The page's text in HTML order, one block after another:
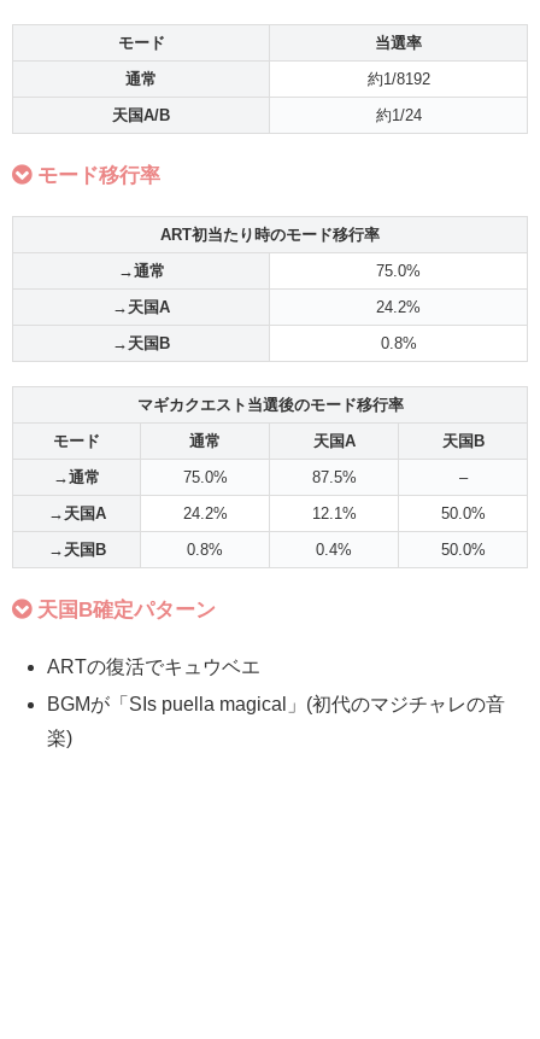
モード
当選率
通常
約1/8192
天国A/B
約1/24
モード移行率
ART初当たり時のモード移行率
→通常
75.0%
→天国A
24.2%
→天国B
0.8%
マギカクエスト当選後のモード移行率
モード
通常 天国A
天国B
→通常
75.0% 87.5%
–
→天国A
24.2% 12.1%
50.0%
→天国B
0.8% 0.4% 50.0%
天国B確定パターン
ARTの復活でキュウベエ
BGMが「SIs puella magical」(初代のマジチャレの音
楽)